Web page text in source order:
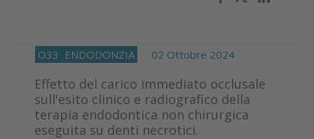
O33 ENDODONZIA 02 Ottobre 2024
Effetto del carico immediato occlusale
sull'esito clinico e radiografico della
terapia endodontica non chirurgica
eseguita su denti necrotici.